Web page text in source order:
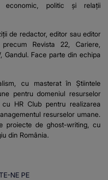
economic, politic și relații
de redactor, editor sau editor
Revista 22, Cariere,
Gandul. Face parte din echipa
cu masterat în Știintele
pentru domeniul resurselor
HR Club pentru realizarea
resurselor umane.
proiecte de ghost-writing, cu
din România.
NE PE